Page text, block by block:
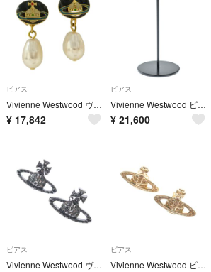
ピアス
Vivienne Westwood ヴィヴィアンウエストウッド ボタン オーブ ドロップ パール ピアス マルチカラー系【中古】
¥ 17,842
ピアス
Vivienne Westwood ピアス シルバー 【古着】【中古】【送料無料】
¥ 21,600
ピアス
Vivienne Westwood ヴィヴィアンウエスドウッド ピアス 黒 【古着】【中古】【送料無料】
ピアス
Vivienne Westwood ピアス ゴールド 【古着】【中古】【送料無料】